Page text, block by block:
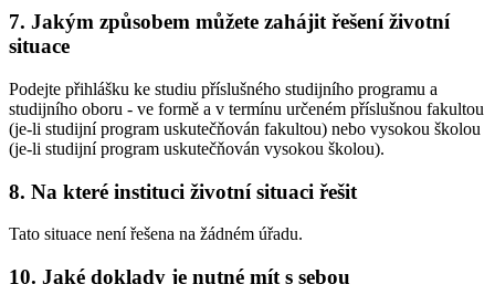
7. Jakým způsobem můžete zahájit řešení životní
situace
Podejte přihlášku ke studiu příslušného studijního programu a
studijního oboru - ve formě a v termínu určeném příslušnou fakultou
(je-li studijní program uskutečňován fakultou) nebo vysokou školou
(je-li studijní program uskutečňován vysokou školou).
8. Na které instituci životní situaci řešit
Tato situace není řešena na žádném úřadu.
10. Jaké doklady je nutné mít s sebou